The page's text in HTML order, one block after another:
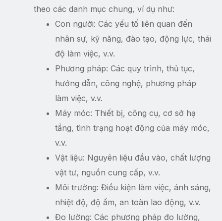
theo các danh mục chung, ví dụ như:
Con người: Các yếu tố liên quan đến
nhân sự, kỹ năng, đào tạo, động lực, thái
độ làm việc, v.v.
Phương pháp: Các quy trình, thủ tục,
hướng dẫn, công nghệ, phương pháp
làm việc, v.v.
Máy móc: Thiết bị, công cụ, cơ sở hạ
tầng, tình trạng hoạt động của máy móc,
v.v.
Vật liệu: Nguyên liệu đầu vào, chất lượng
vật tư, nguồn cung cấp, v.v.
Môi trường: Điều kiện làm việc, ánh sáng,
nhiệt độ, độ ẩm, an toàn lao động, v.v.
Đo lường: Các phương pháp đo lường,